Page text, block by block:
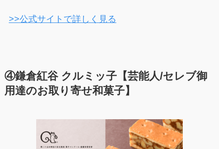
>>公式サイトで詳しく見る
④鎌倉紅谷 クルミッ子【芸能人/セレブ御
用達のお取り寄せ和菓子】